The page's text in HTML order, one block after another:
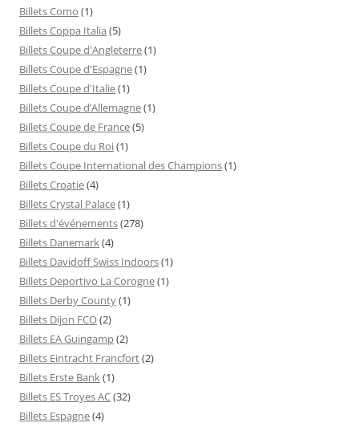
Billets Como (1)
Billets Coppa Italia (5)
Billets Coupe d'Angleterre(1)
Billets Coupe d'Espagne(1)
Billets Coupe d'Italie(1)
Billets Coupe d’Allemagne(1)
Billets Coupe de France(5)
Billets Coupe du Roi(1)
Billets Coupe International des Champions(1)
Billets Croatie(4)
Billets Crystal Palace(1)
Billets d'événements(278)
Billets Danemark(4)
Billets Davidoff Swiss Indoors(1)
Billets Deportivo La Corogne(1)
Billets Derby County(1)
Billets Dijon FCO(2)
Billets EA Guingamp(2)
Billets Eintracht Francfort(2)
Billets Erste Bank(1)
Billets ES Troyes AC(32)
Billets Espagne(4)